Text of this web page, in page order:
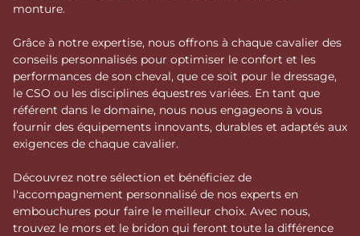
monture.
Grâce à notre expertise, nous offrons à chaque cavalier des
conseils personnalisés pour optimiser le confort et les
performances de son cheval, que ce soit pour le dressage,
le CSO ou les disciplines équestres variées. En tant que
référent dans le domaine, nous nous engageons à vous
fournir des équipements innovants, durables et adaptés aux
exigences de chaque cavalier.
Découvrez notre sélection et bénéficiez de
l'accompagnement personnalisé de nos experts en
embouchures pour faire le meilleur choix. Avec nous,
trouvez le mors et le bridon qui feront toute la différence